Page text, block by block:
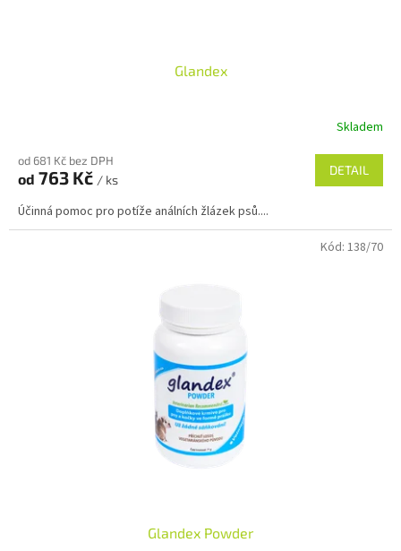
Glandex
Skladem
od 681 Kč bez DPH
od 763 Kč / ks
DETAIL
Účinná pomoc pro potíže análních žlázek psů....
Glandex Powder
Kód: 138/70